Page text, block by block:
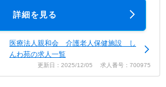
詳細を見る
医療法人親和会 介護老人保健施設 し
んわ苑の求人一覧
更新日：2025/12/05 求人番号：700975